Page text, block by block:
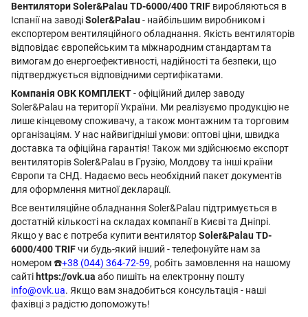
Вентилятори Soler&Palau TD-6000/400 TRIF виробляються в
Іспанії на заводіSoler&Palau- найбільшим виробником і
експортером вентиляційного обладнання. Якість вентиляторів
відповідає європейським та міжнародним стандартам та
вимогам до енергоефективності, надійності та безпеки, що
підтверджується відповідними сертифікатами.
Компанія ОВК КОМПЛЕКТ- офіційний дилер заводу
Soler&Palau на території України. Ми реалізуємо продукцію не
лише кінцевому споживачу, а також монтажним та торговим
організаціям. У нас найвигідніші умови: оптові ціни, швидка
доставка та офіційна гарантія! Також ми здійснюємо експорт
вентиляторів Soler&Palau в Грузію, Молдову та інші країни
Європи та СНД. Надаємо весь необхідний пакет документів
для оформлення митної декларації.
Все вентиляційне обладнання Soler&Palau підтримується в
достатній кількості на складах компанії в Києві та Дніпрі.
Якщо у вас є потреба купити вентиляторSoler&Palau TD-
6000/400 TRIFчи будь-який інший - телефонуйте нам за
номером ☎️+38 (044) 364-72-59, робіть замовлення на нашому
сайті https://ovk.ua або пишіть на електронну пошту
info@ovk.ua. Якщо вам знадобиться консультація - наші
фахівці з радістю допоможуть!